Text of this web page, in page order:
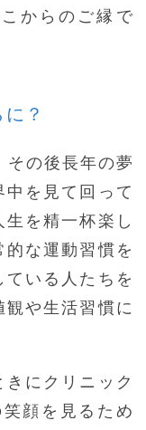
からのご縁で
？
その後長年の夢
を見て回って
を精一杯楽し
的な運動習慣を
いる人たちを
観や生活習慣に
にクリニック
顔を見るため